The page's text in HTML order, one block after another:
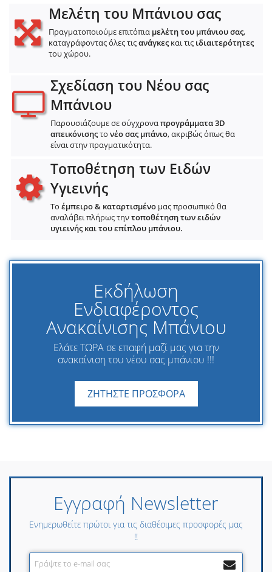
Μελέτη του Μπάνιου σας
Πραγματοποιούμε επιτόπια μελέτη του μπάνιου σας,
καταγράφοντας όλες τιςανάγκες και τις ιδιαιτερότητες
του χώρου.
Σχεδίαση του Νέου σας
Μπάνιου
Παρουσιάζουμε σε σύγχροναπρογράμματα 3D
απεικόνισηςτο νέο σας μπάνιο, ακριβώς όπως θα
είναι στην πραγματικότητα.
Τοποθέτηση των Ειδών
Υγιεινής
Το έμπειρο & καταρτισμένο μας προσωπικό θα
αναλάβει πλήρως τηντοποθέτηση των ειδών
υγιεινής και του επίπλου μπάνιου.
Εκδήλωση
Ενδιαφέροντος
Ανακαίνισης Μπάνιου
Ελάτε ΤΩΡΑ σε επαφή μαζί μας για την
ανακαίνιση του νέου σας μπάνιου !!!
ΖΗΤΗΣΤΕ ΠΡΟΣΦΟΡΑ
Εγγραφή Newsletter
Ενημερωθείτε πρώτοι για τις διαθέσιμες προσφορές μας
!!